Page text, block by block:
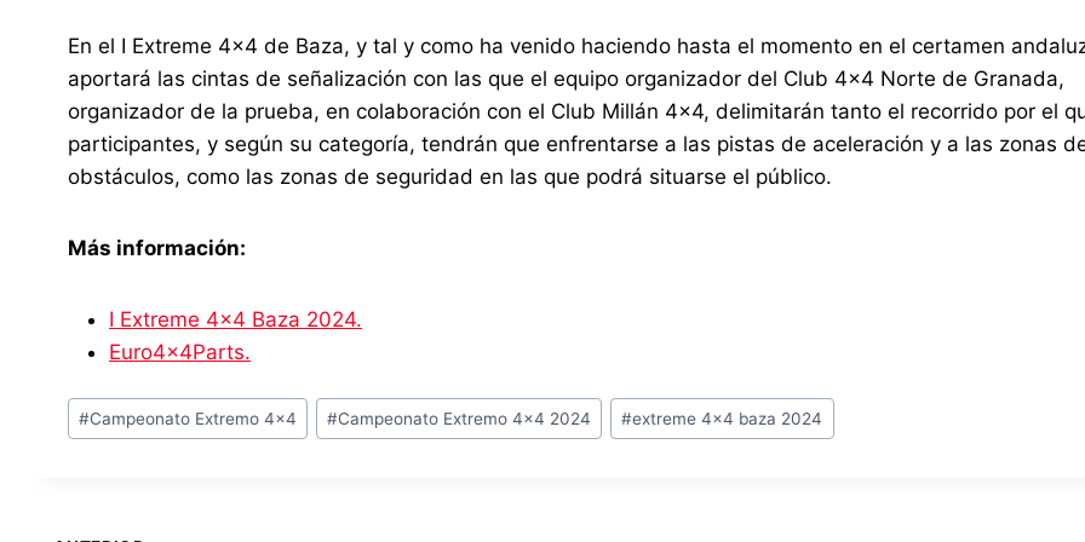
En el I Extreme 4×4 de Baza, y tal y como ha venido haciendo hasta el momento en el certamen
aportará las cintas de señalización con las que el equipo organizador del Club 4×4 Norte de Granada,
organizador de la prueba, en colaboración con el Club Millán 4×4, delimitarán tanto el recorrido por el
participantes, y según su categoría, tendrán que enfrentarse a las pistas de aceleración y a las zonas
obstáculos, como las zonas de seguridad en las que podrá situarse el público.
Más información:
I Extreme 4×4 Baza 2024.
Euro4x4Parts.
Etiquetas
de
#Campeonato Extremo 4x4 #Campeonato Extremo 4x4 2024 #extreme 4x4 baza 2024